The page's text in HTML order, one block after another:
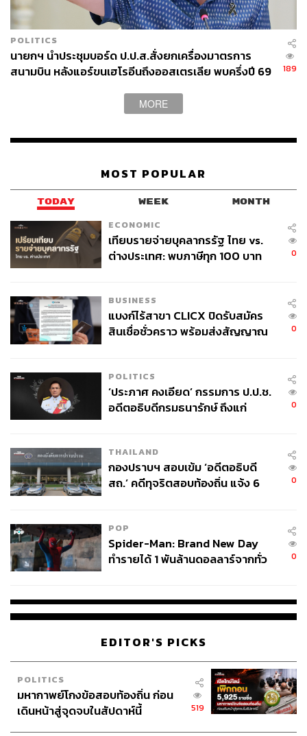
POLITICS
นายกฯ นำประชุมบอร์ด ป.ป.ส.สั่งยกเครื่องมาตรการ
สนามบิน หลังแอร์ขนเฮโรอีนถึงออสเตรเลีย พบครึ่งปี 69
189
MORE
MOST POPULAR
TODAY WEEK MONTH
ECONOMIC
เทียบรายจ่ายบุคลากรรัฐ ไทย vs.
ต่างประเทศ: พบภาษีทุก 100 บาท
0
BUSINESS
แบงก์ไร้สาขา CLICX ปิดรับสมัคร
สินเชื่อชั่วคราว พร้อมส่งสัญญาณ
0
POLITICS
‘ประภาศ คงเอียด’ กรรมการ ป.ป.ช.
อดีตอธิบดีกรมธนารักษ์ ถึงแก่
0
THAILAND
กองปราบฯ สอบเข้ม ‘อดีตอธิบดี
สถ.’ คดีทุจริตสอบท้องถิ่น แจ้ง 6
0
POP
Spider-Man: Brand New Day
ทำรายได้ 1 พันล้านดอลลาร์จากทั่ว
0
EDITOR'S PICKS
POLITICS
มหากาพย์โกงข้อสอบท้องถิ่น ก่อน
เดินหน้าสู่จุดจบในสัปดาห์นี้
519